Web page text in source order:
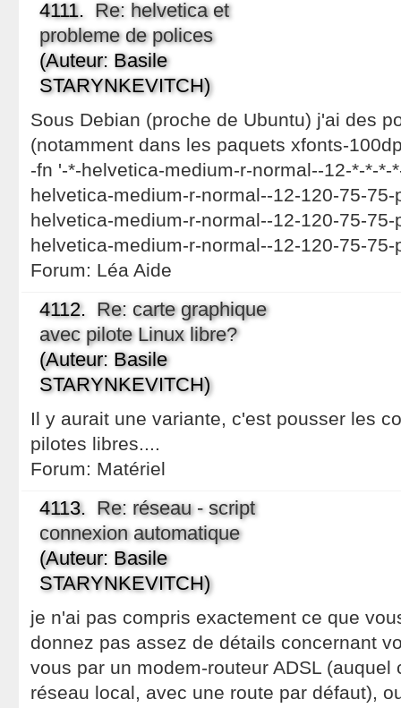
4111. Re: helvetica et
probleme de polices
(Auteur: Basile
STARYNKEVITCH)
Sous Debian (proche de Ubuntu) j'ai des
(notamment dans les paquets xfonts-
-fn '-*-helvetica-medium-r-normal--12-*-*-*-
helvetica-medium-r-normal--12-120-75-
helvetica-medium-r-normal--12-120-75-
helvetica-medium-r-normal--12-120-75-
Forum: Léa Aide
4112. Re: carte graphique
avec pilote Linux libre?
(Auteur: Basile
STARYNKEVITCH)
Il y aurait une variante, c'est pousser les
pilotes libres....
Forum: Matériel
4113. Re: réseau - script
connexion automatique
(Auteur: Basile
STARYNKEVITCH)
je n'ai pas compris exactement ce que
donnez pas assez de détails concernant
vous par un modem-routeur ADSL
réseau local, avec une route par défaut),